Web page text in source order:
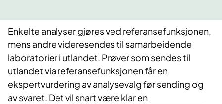
Enkelte analyser gjøres ved referansefunksjonen,
mens andre videresendes til samarbeidende
laboratorier i utlandet. Prøver som sendes til
utlandet via referansefunksjonen får en
ekspertvurdering av analysevalg før sending og
av svaret. Det vil snart være klar en